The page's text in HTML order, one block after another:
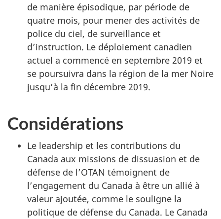
de manière épisodique, par période de
quatre mois, pour mener des activités de
police du ciel, de surveillance et
d’instruction. Le déploiement canadien
actuel a commencé en septembre 2019 et
se poursuivra dans la région de la mer Noire
jusqu’à la fin décembre 2019.
Considérations
Le leadership et les contributions du
Canada aux missions de dissuasion et de
défense de l’OTAN témoignent de
l’engagement du Canada à être un allié à
valeur ajoutée, comme le souligne la
politique de défense du Canada. Le Canada